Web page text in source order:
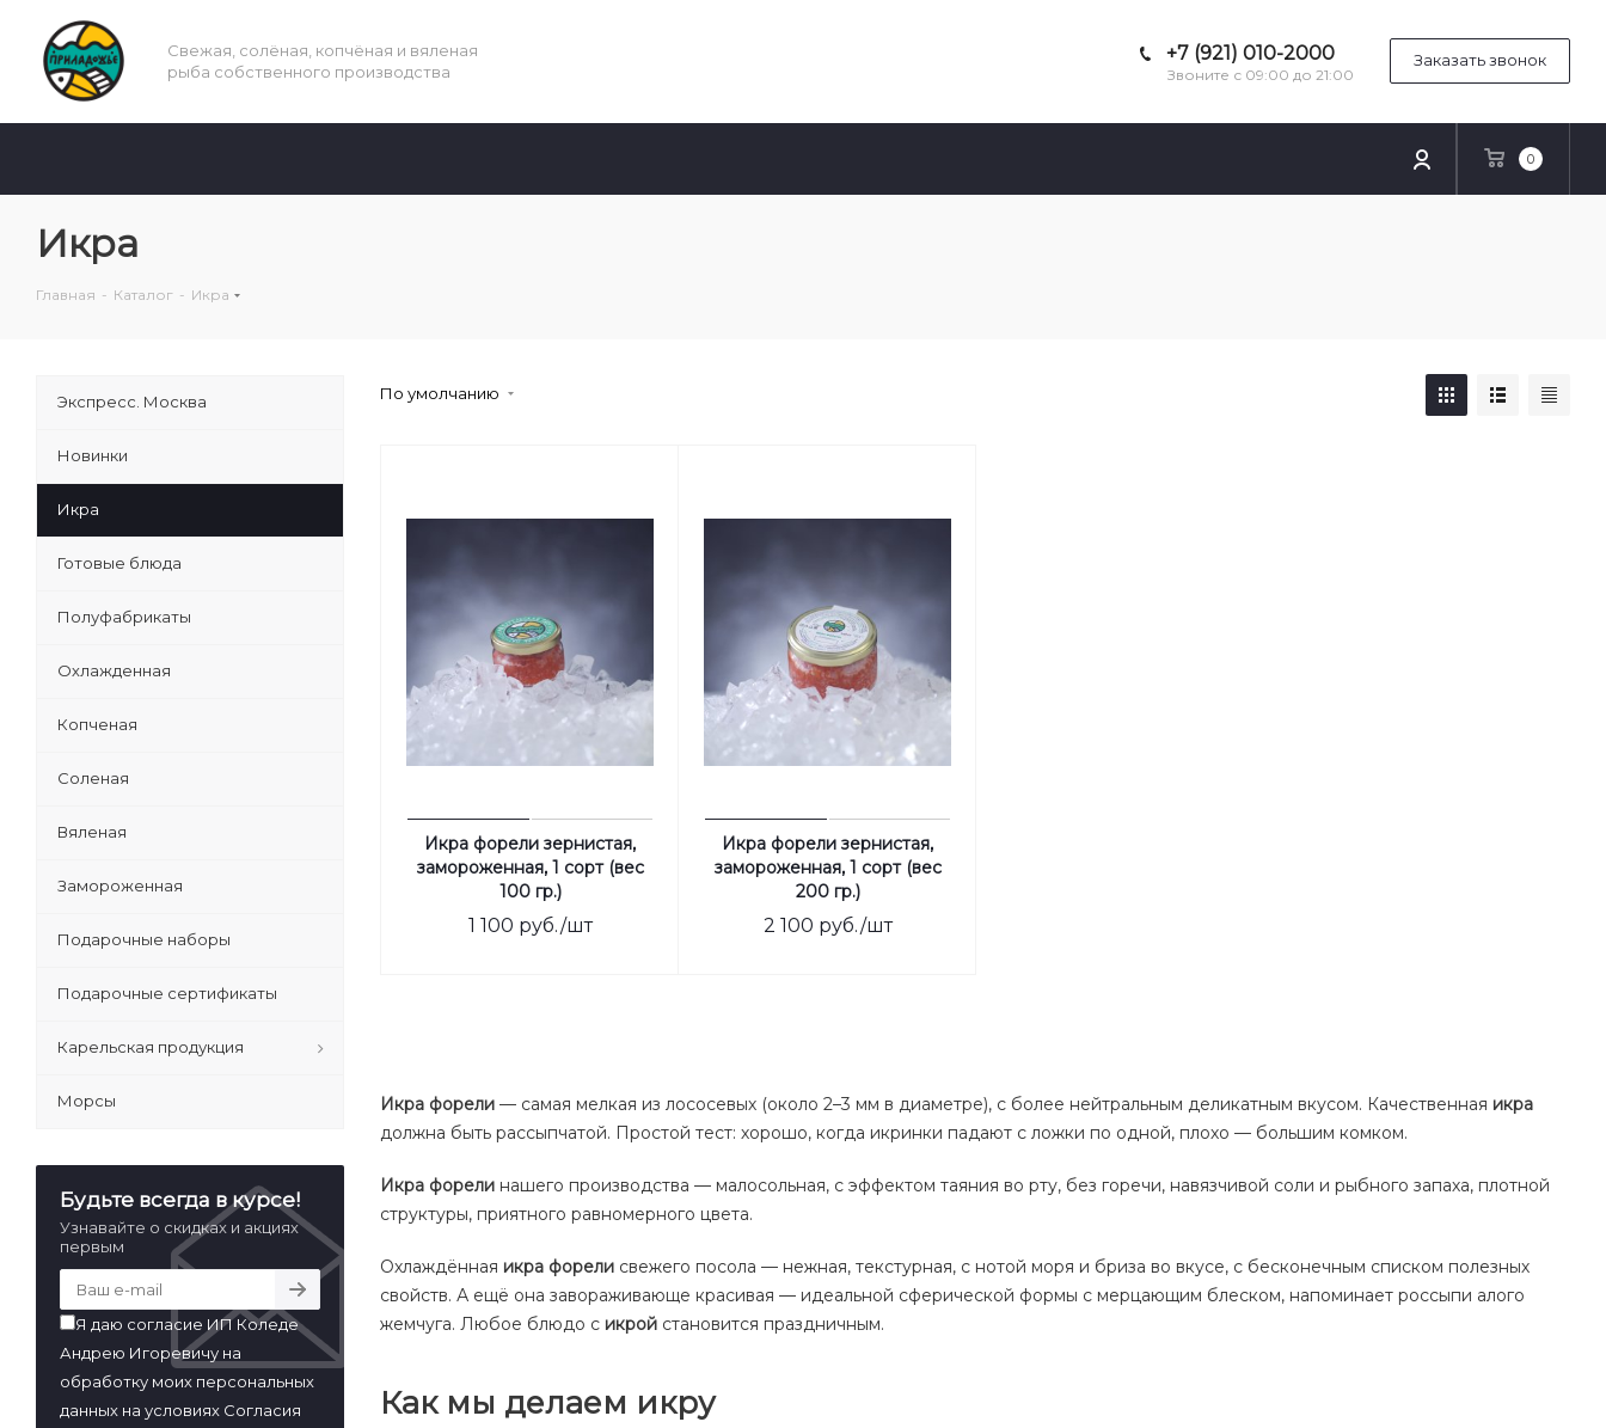
Свежая, солёная, копчёная и вяленая
рыба собственного производства
+7 (921) 010-2000
Звоните с 09:00 до 21:00
Заказать звонок
0
Икра
Главная - Каталог - Икра
По умолчанию
Икра форели зернистая,
замороженная, 1 сорт (вес
100 гр.)
1 100 руб./шт
Икра форели зернистая,
замороженная, 1 сорт (вес
200 гр.)
2 100 руб./шт
Икра форели — самая мелкая из лососевых (около 2–3 мм в диаметре), с более нейтральным деликатным вкусом. Качественная икра
должна быть рассыпчатой. Простой тест: хорошо, когда икринки падают с ложки по одной, плохо — большим комком.
Икра форели нашего производства — малосольная, с эффектом таяния во рту, без горечи, навязчивой соли и рыбного запаха, плотной
структуры, приятного равномерного цвета.
Охлаждённая икра форели свежего посола — нежная, текстурная, с нотой моря и бриза во вкусе, с бесконечным списком полезных
свойств. А ещё она завораживающе красивая — идеальной сферической формы с мерцающим блеском, напоминает россыпи алого
жемчуга. Любое блюдо с икрой становится праздничным.
Как мы делаем икру
Экспресс. Москва
Новинки
Икра
Готовые блюда
Полуфабрикаты
Охлажденная
Копченая
Соленая
Вяленая
Замороженная
Подарочные наборы
Подарочные сертификаты
Карельская продукция
Морсы
Будьте всегда в курсе!
Узнавайте о скидках и акциях
первым
Я даю согласие ИП Коледе
Андрею Игоревичу на
обработку моих персональных
данных на условиях Согласия